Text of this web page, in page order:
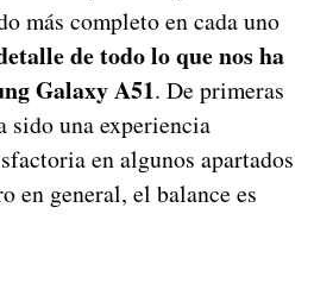
más completo en cada uno
de todo lo que nos ha
Galaxy A51. De primeras
sido una experiencia
en algunos apartados
en general, el balance es